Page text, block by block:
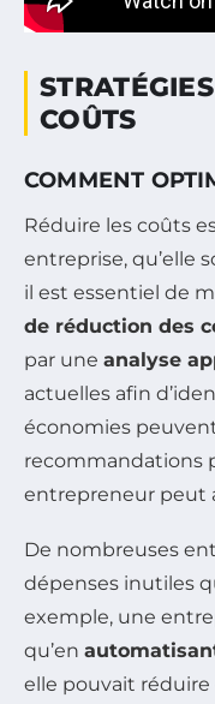
COÛTS
COMMENT
Réduire les coûts
entreprise, qu’elle
il est essentiel de
de réduction des
par une analyse
actuelles afin
économies
recommandations
entrepreneur peut
De nombreuses
dépenses inutiles
exemple, une
qu’en
elle pouvait réduire